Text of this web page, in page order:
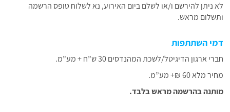
לא ניתן להירשם ו/או לשלם ביום האירוע, נא לשלוח טופס הרשמה
ותשלום מראש.
דמי השתתפות
חברי ארגון הדיגיטל/לשכת המהנדסים 30 ש”ח + מע”מ.
מחיר מלא 60 ₪+ מע”מ.
מותנה בהרשמה מראש בלבד.